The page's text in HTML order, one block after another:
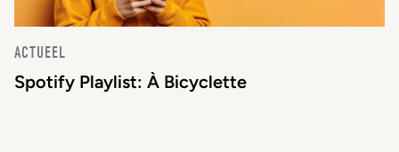
ACTUEEL
Spotify Playlist: À Bicyclette